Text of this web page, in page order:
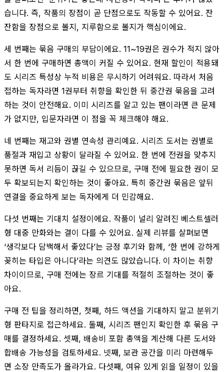
습니다. 즉, 작품의 장점이 곧 단점으로도 작동할 수 있어요. 잔
잔함을 장점으로 볼지, 지루함으로 볼지가 핵심이에요.
세 번째는 묶음 구매의 부담이에요. 11~19권은 권수가 적지 않아
서 한 번에 구매하면 총액이 커질 수 있어요. 현재 할인이 적용돼
도 시리즈 특성상 누적 비용은 무시하기 어려워요. 따라서 처음
접하는 독자라면 1권부터 취향을 확인한 뒤 중간권 묶음을 고려
하는 것이 안전해요. 이미 시리즈를 알고 있는 팬이라면 큰 문제
가 없지만, 입문자라면 이 점을 꼭 체크해야 해요.
네 번째는 재고와 권별 연속성 관리예요. 시리즈 도서는 권별로
품절과 재입고 상황이 달라질 수 있어요. 한 번에 전권을 맞추지
못하면 독서 리듬이 끊길 수 있으므로, 구매 전에 필요한 권이 모
두 확보되는지 확인하는 것이 좋아요. 특히 중간권 묶음은 앞뒤
연결을 중요하게 보는 독자에게 더 민감해요.
다섯 번째는 기대치 설정이에요. 작품이 널리 알려진 베스트셀러
형 대중 만화와는 결이 다를 수 있어요. 실제 리뷰를 살펴보면
‘생각보다 담백해서 좋았다’는 긍정 후기와 함께, ‘한 번에 강하게
꽂히는 타입은 아니다’라는 의견도 많았습니다. 이 차이는 취향
차이이므로, 구매 전에는 장르 기대를 적절히 조절하는 것이 좋
아요.
구매 전 팁을 정리하면, 첫째, 하드 액션을 기대하지 말고 분위기
형 판타지로 접근하세요. 둘째, 시리즈 팬인지 확인한 후 묶음 구
매를 결정하세요. 셋째, 배송비 포함 총액을 계산해 다른 도서와
합배송 가능성을 검토하세요. 넷째, 보관 공간을 미리 마련해두
면 소장 만족도가 올라가요. 다섯째, 여유 있게 읽을 일정이 있을